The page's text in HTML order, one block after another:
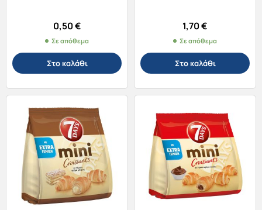
0,50€
Σε απόθεμα
Στο καλάθι
1,70€
Σε απόθεμα
Στο καλάθι